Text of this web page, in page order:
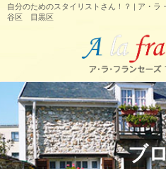
自分のためのスタイリストさん！？ | ア・
谷区 目黒区
ブ